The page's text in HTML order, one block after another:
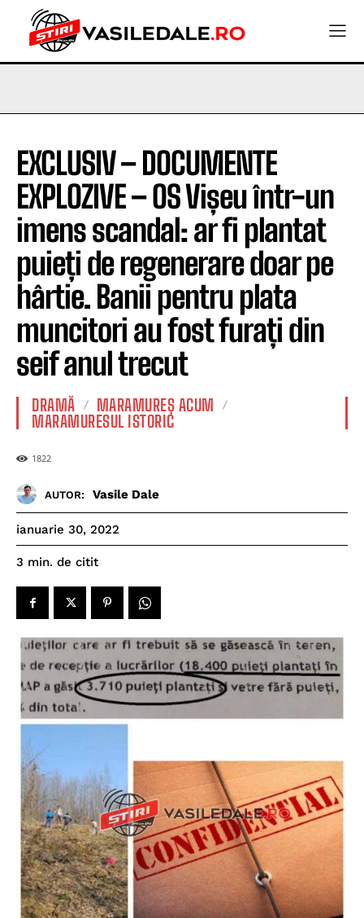
EXCLUSIV – DOCUMENTE
EXPLOZIVE – OS Vișeu într-un
imens scandal: ar fi plantat
puieți de regenerare doar pe
hârtie. Banii pentru plata
muncitori au fost furați din
seif anul trecut
DRAMĂ
MARAMUREȘ ACUM
MARAMURESUL ISTORIC
1822
AUTOR: Vasile Dale
ianuarie 30, 2022
3 min. de citit